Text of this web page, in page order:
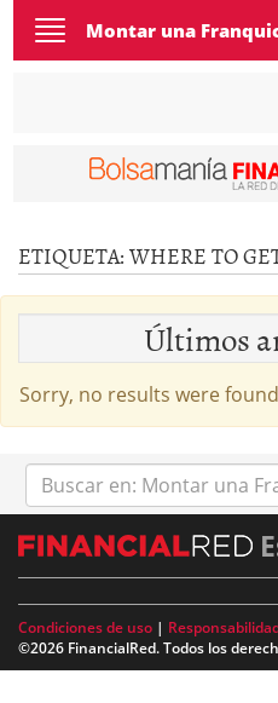
Toggle
navigation
Montar una
ETIQUETA:WHERE TO
Últimos
Sorry, no results were
Buscar
en:
Condiciones de uso |
©2026 FinancialRed. Todos los